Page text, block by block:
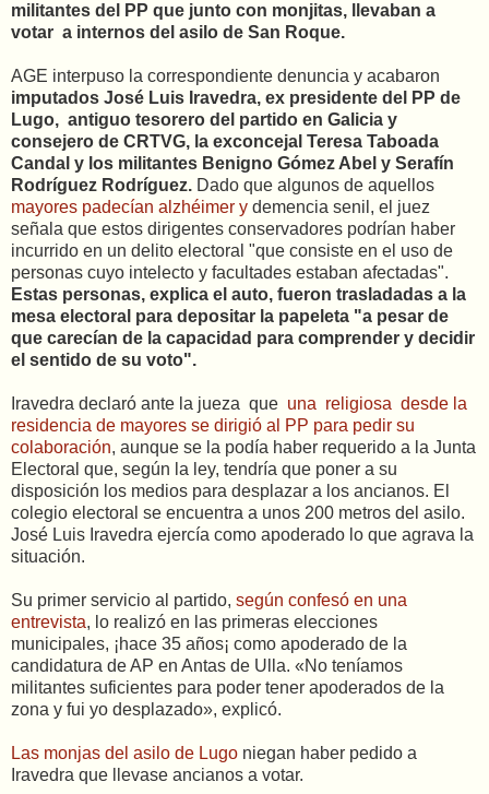
militantes del PP que junto con monjitas, llevaban a
votar a internos del asilo de San Roque.
AGE interpuso la correspondiente denuncia y acabaron
imputados José Luis Iravedra, ex presidente del PP de
Lugo, antiguo tesorero del partido en Galicia y
consejero de CRTVG, la exconcejal Teresa Taboada
Candal y los militantes Benigno Gómez Abel y Serafín
Rodríguez Rodríguez. Dado que algunos de aquellos
mayores padecían alzhéimer y demencia senil, el juez
señala que estos dirigentes conservadores podrían haber
incurrido en un delito electoral "que consiste en el uso de
personas cuyo intelecto y facultades estaban afectadas".
Estas personas, explica el auto, fueron trasladadas a la
mesa electoral para depositar la papeleta "a pesar de
que carecían de la capacidad para comprender y decidir
el sentido de su voto".
Iravedra declaró ante la jueza que una religiosa desde la
residencia de mayores se dirigió al PP para pedir su
colaboración, aunque se la podía haber requerido a la Junta
Electoral que, según la ley, tendría que poner a su
disposición los medios para desplazar a los ancianos. El
colegio electoral se encuentra a unos 200 metros del asilo.
José Luis Iravedra ejercía como apoderado lo que agrava la
situación.
Su primer servicio al partido, según confesó en una
entrevista, lo realizó en las primeras elecciones
municipales, ¡hace 35 años¡ como apoderado de la
candidatura de AP en Antas de Ulla. «No teníamos
militantes suficientes para poder tener apoderados de la
zona y fui yo desplazado», explicó.
Las monjas del asilo de Lugo niegan haber pedido a
Iravedra que llevase ancianos a votar.